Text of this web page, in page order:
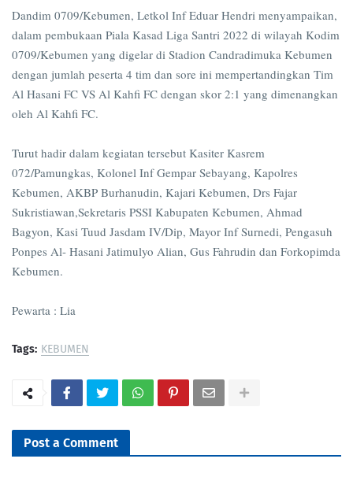
Dandim 0709/Kebumen, Letkol Inf Eduar Hendri menyampaikan,
dalam pembukaan Piala Kasad Liga Santri 2022 di wilayah Kodim
0709/Kebumen yang digelar di Stadion Candradimuka Kebumen
dengan jumlah peserta 4 tim dan sore ini mempertandingkan Tim
Al Hasani FC VS Al Kahfi FC dengan skor 2:1 yang dimenangkan
oleh Al Kahfi FC.
Turut hadir dalam kegiatan tersebut Kasiter Kasrem
072/Pamungkas, Kolonel Inf Gempar Sebayang, Kapolres
Kebumen, AKBP Burhanudin, Kajari Kebumen, Drs Fajar
Sukristiawan,Sekretaris PSSI Kabupaten Kebumen, Ahmad
Bagyon, Kasi Tuud Jasdam IV/Dip, Mayor Inf Surnedi, Pengasuh
Ponpes Al- Hasani Jatimulyo Alian, Gus Fahrudin dan Forkopimda
Kebumen.
Pewarta : Lia
Tags: KEBUMEN
Post a Comment